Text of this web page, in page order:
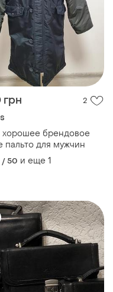
2
брендовое
пальто для мужчин
/ 50 и еще 1